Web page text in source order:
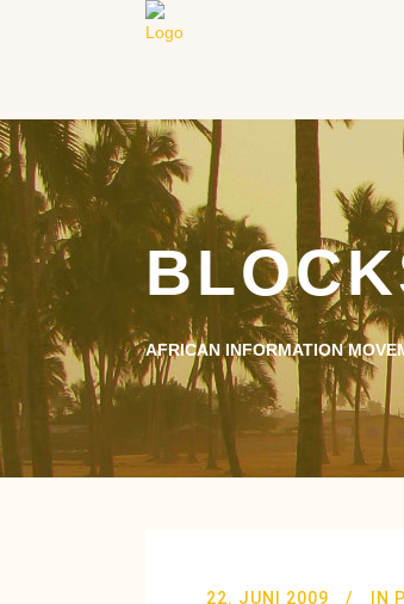
AFRICAN INFORMATION
22. JUNI 2009 IN